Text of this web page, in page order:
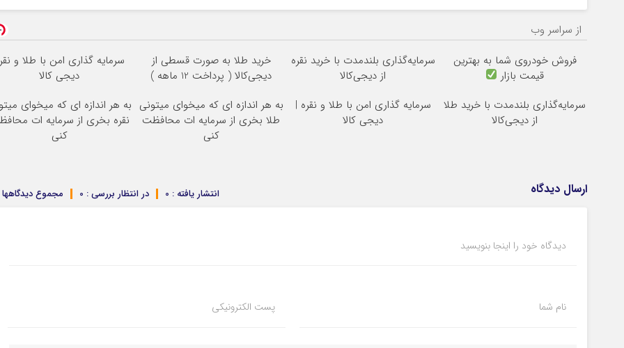
از سراسر وب
فروش خودروی شما به بهترین
قیمت بازار
سرمایه‌گذاری بلندمدت با خرید نقره
از دیجی‌کالا
خرید طلا به صورت قسطی از
دیجی‌کالا ( پرداخت 12 ماهه )
سرمایه گذاری امن با طلا و
دیجی کالا
سرمایه‌گذاری بلندمدت با خرید طلا
از دیجی‌کالا
سرمایه گذاری امن با طلا و نقره |
دیجی کالا
به هر اندازه ای که میخوای میتونی
طلا بخری از سرمایه ات محافظت
کنی
به هر اندازه ای که میخوای
نقره بخری از سرمایه ات
کنی
ارسال دیدگاه مجموع دیدگاهها : در انتظار بررسی : 0 انتشار یافته : 0
دیدگاه خود را اینجا بنویسید
نام شما پست الکترونیکی